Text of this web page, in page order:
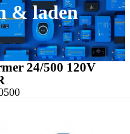
& laden
24/500 120V